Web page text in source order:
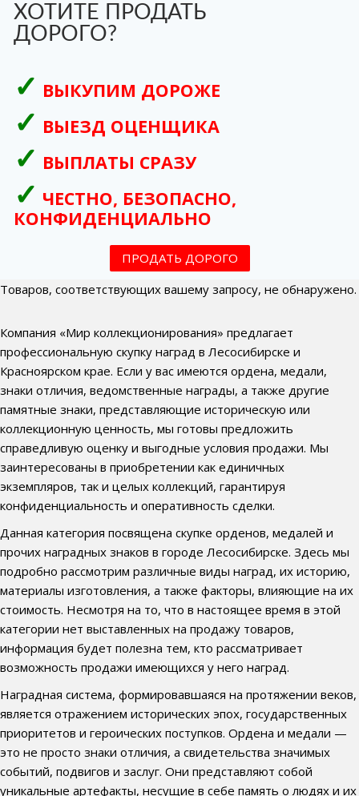
ХОТИТЕ ПРОДАТЬ
ДОРОГО?
ВЫКУПИМ ДОРОЖЕ
ВЫЕЗД ОЦЕНЩИКА
ВЫПЛАТЫ СРАЗУ
ЧЕСТНО, БЕЗОПАСНО,
КОНФИДЕНЦИАЛЬНО
ПРОДАТЬ ДОРОГО
Товаров, соответствующих вашему запросу, не обнаружено.
Компания «Мир коллекционирования» предлагает
профессиональную скупку наград в Лесосибирске и
Красноярском крае. Если у вас имеются ордена, медали,
знаки отличия, ведомственные награды, а также другие
памятные знаки, представляющие историческую или
коллекционную ценность, мы готовы предложить
справедливую оценку и выгодные условия продажи. Мы
заинтересованы в приобретении как единичных
экземпляров, так и целых коллекций, гарантируя
конфиденциальность и оперативность сделки.
Данная категория посвящена скупке орденов, медалей и
прочих наградных знаков в городе Лесосибирске. Здесь мы
подробно рассмотрим различные виды наград, их историю,
материалы изготовления, а также факторы, влияющие на их
стоимость. Несмотря на то, что в настоящее время в этой
категории нет выставленных на продажу товаров,
информация будет полезна тем, кто рассматривает
возможность продажи имеющихся у него наград.
Наградная система, формировавшаяся на протяжении веков,
является отражением исторических эпох, государственных
приоритетов и героических поступков. Ордена и медали —
это не просто знаки отличия, а свидетельства значимых
событий, подвигов и заслуг. Они представляют собой
уникальные артефакты, несущие в себе память о людях и их